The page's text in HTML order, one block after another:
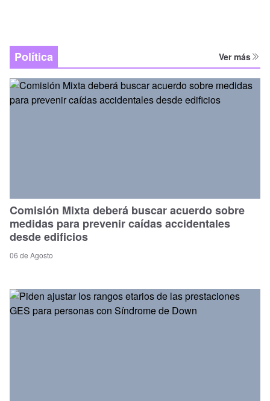
Política Ver más
Comisión Mixta deberá buscar acuerdo sobre
medidas para prevenir caídas accidentales
desde edificios
06 de Agosto